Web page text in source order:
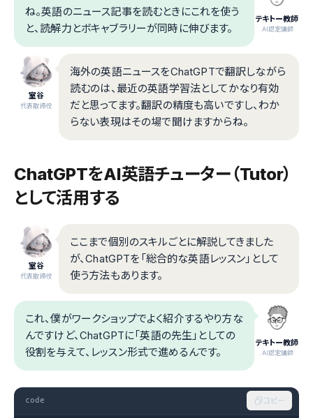
テキトー教師
.AI認定講師
ね。英語のニュース記事を読むときにこれを使う
と、読解力とボキャブラリーが同時に伸びます。
室谷
代表取締役
海外の英語ニュースをChatGPTで翻訳しながら
読むのは、最近の英語学習法としてかなり有効
だと思ってます。翻訳の精度も高いですし、わか
らない表現はその場で聞けますからね。
ChatGPTをAI英語チューター（Tutor）
として活用する
室谷
代表取締役
ここまで個別のスキルごとに解説してきました
が、ChatGPTを「総合的な英語レッスン」として
使う方法もあります。
テキトー教師
.AI認定講師
これ、僕がワークショップでよく紹介するやり方な
んですけど、ChatGPTに「英語の先生」としての
役割を与えて、レッスン形式で進めるんです。
code コピー